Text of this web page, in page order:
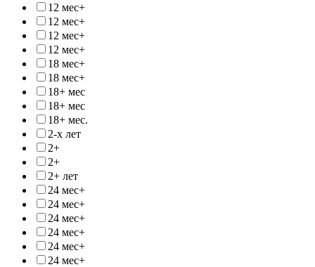
12 мес+
12 мес+
12 мес+
12 мес+
18 мес+
18 мес+
18+ мес
18+ мес
18+ мес.
2-х лет
2+
2+
2+ лет
24 мес+
24 мес+
24 мес+
24 мес+
24 мес+
24 мес+